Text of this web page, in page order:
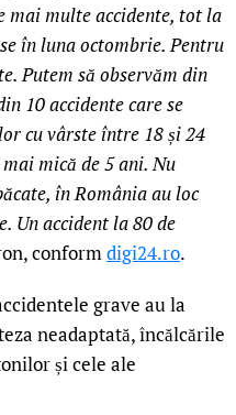
mai multe accidente, tot la
în luna octombrie. Pentru
Putem să observăm din
10 accidente care se
cu vârste între 18 și 24
mică de 5 ani. Nu
în România au loc
Un accident la 80 de
conformdigi24.ro.
grave au la
neadaptată, încălcările
și cele ale